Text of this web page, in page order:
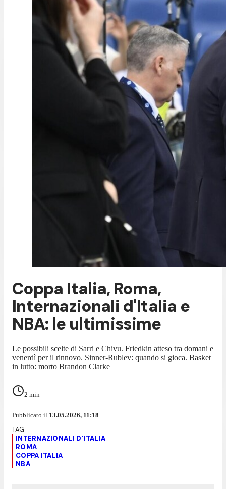
Coppa Italia, Roma,
Internazionali d'Italia e
NBA: le ultimissime
Le possibili scelte di Sarri e Chivu. Friedkin atteso tra domani e
venerdì per il rinnovo. Sinner-Rublev: quando si gioca. Basket
in lutto: morto Brandon Clarke
2 min
Pubblicato il 13.05.2026, 11:18
INTERNAZIONALI D'ITALIA
ROMA
COPPA ITALIA
NBA